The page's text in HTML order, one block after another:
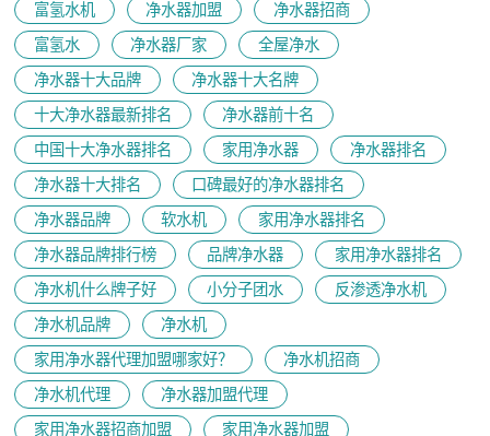
富氢水机
净水器加盟
净水器招商
富氢水
净水器厂家
全屋净水
净水器十大品牌
净水器十大名牌
十大净水器最新排名
净水器前十名
中国十大净水器排名
家用净水器
净水器排名
净水器十大排名
口碑最好的净水器排名
净水器品牌
软水机
家用净水器排名
净水器品牌排行榜
品牌净水器
家用净水器排名
净水机什么牌子好
小分子团水
反渗透净水机
净水机品牌
净水机
家用净水器代理加盟哪家好？
净水机招商
净水机代理
净水器加盟代理
家用净水器招商加盟
家用净水器加盟